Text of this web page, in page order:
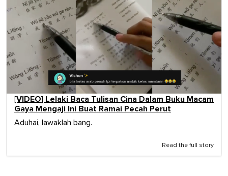
[VIDEO] Lelaki Baca Tulisan Cina Dalam Buku Macam
Gaya Mengaji Ini Buat Ramai Pecah Perut
Aduhai, lawaklah bang.
Read the full story